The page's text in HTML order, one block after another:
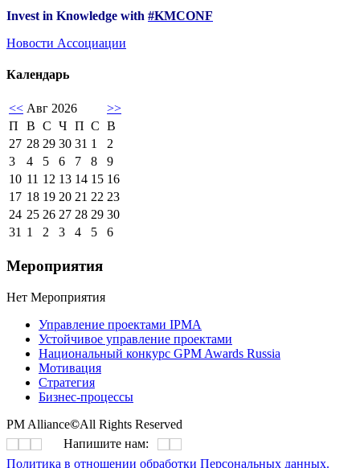
Invest in Knowledge with #KMCONF
Новости Ассоциации
Календарь
<< Авг 2026
>>
П
В С Ч П С В
27 28 29 30 31 1
2
3
4 5 6 7 8
9
10 11 12 13 14 15 16
17 18 19 20 21 22 23
24 25 26 27 28 29 30
31 1 2 3 4 5 6
Мероприятия
Нет Мероприятия
Управление проектами IPMA
Устойчивое управление проектами
Национальный конкурс GPM Awards Russia
Мотивация
Стратегия
Бизнес-процессы
PM Alliance©All Rights Reserved
Напишите нам:
Политика в отношении обработки Персональных данных.